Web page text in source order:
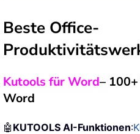
Beste Office-
Kutools für Word–
Word
🤖 KUTOOLS AI-Funktionen: